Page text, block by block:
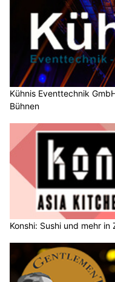
Kühnis Eventtechnik
Bühnen
Konshi: Sushi und mehr